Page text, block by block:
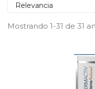
Relevancia
Mostrando 1-31 de 31